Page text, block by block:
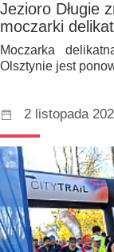
Jezioro Długie
moczarki
Moczarka
Olsztynie jest
2 listopada